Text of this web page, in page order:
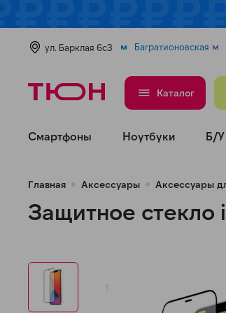
ул. Барклая 6с3 Багратионовская
Каталог
Смартфоны Ноутбуки Б/У
Главная Аксессуары Аксессуары
Защитное стекло